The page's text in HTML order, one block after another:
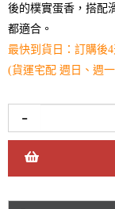
後的樸實蛋香，搭配
都適合。
最快到貨日：訂購後
(貨運宅配 週日、週
-